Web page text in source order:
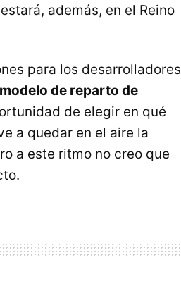
además, en el Reino
para los desarrolladores
de reparto de
de elegir en qué
a quedar en el aire la
a este ritmo no creo que